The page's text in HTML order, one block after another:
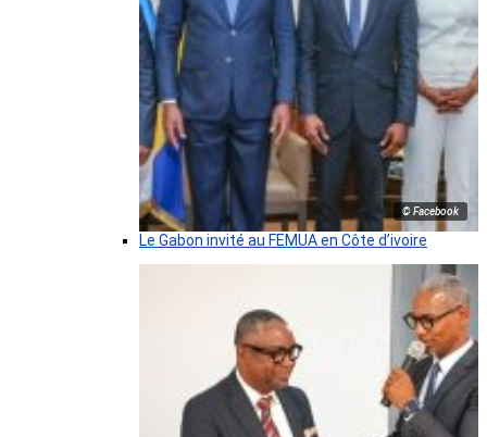
© Facebook
Le Gabon invité au FEMUA en Côte d’ivoire